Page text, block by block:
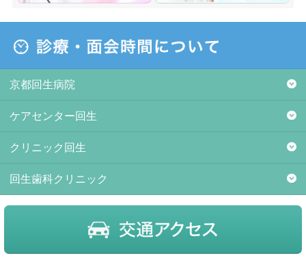
京都回生病院
ケアセンター回生
クリニック回生
回生歯科クリニック